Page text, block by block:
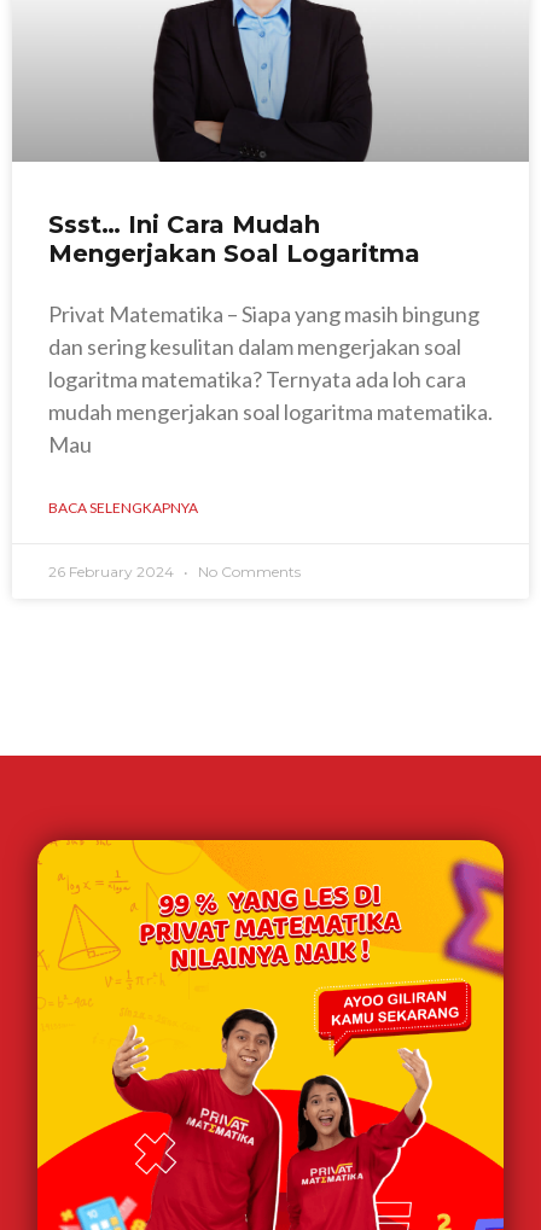
Ssst… Ini Cara Mudah
Mengerjakan Soal Logaritma
Privat Matematika – Siapa yang masih bingung
dan sering kesulitan dalam mengerjakan soal
logaritma matematika? Ternyata ada loh cara
mudah mengerjakan soal logaritma matematika.
Mau
BACA SELENGKAPNYA
26 February 2024 No Comments